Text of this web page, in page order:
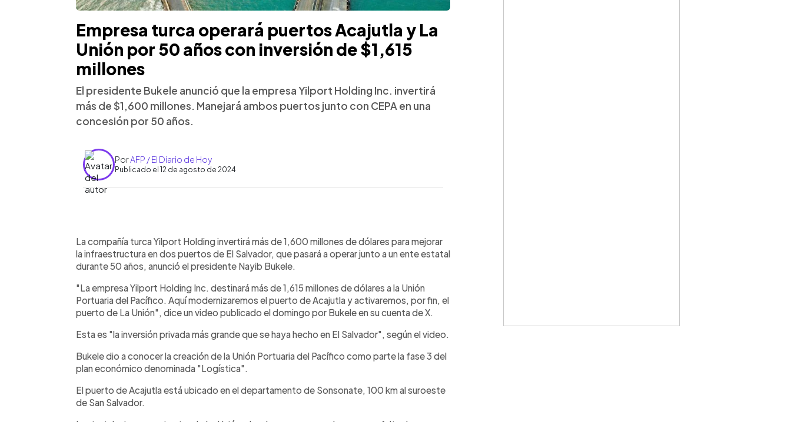
Empresa turca operará puertos Acajutla y La
Unión por 50 años con inversión de $1,615
millones
El presidente Bukele anunció que la empresa Yilport Holding Inc. invertirá
más de $1,600 millones. Manejará ambos puertos junto con CEPA en una
concesión por 50 años.
PorAFP / El Diario de Hoy
Publicado el 12 de agosto de 2024
► Escuchar artículo
La compañía turca Yilport Holding invertirá más de 1,600 millones de dólares para mejorar
la infraestructura en dos puertos de El Salvador, que pasará a operar junto a un ente estatal
durante 50 años, anunció el presidente Nayib Bukele.
"La empresa Yilport Holding Inc. destinará más de 1,615 millones de dólares a la Unión
Portuaria del Pacífico. Aquí modernizaremos el puerto de Acajutla y activaremos, por fin, el
puerto de La Unión", dice un video publicado el domingo por Bukele en su cuenta de X.
Esta es "la inversión privada más grande que se haya hecho en El Salvador", según el video.
Bukele dio a conocer la creación de la Unión Portuaria del Pacífico como parte la fase 3 del
plan económico denominada "Logística".
El puerto de Acajutla está ubicado en el departamento de Sonsonate, 100 km al suroeste
de San Salvador.